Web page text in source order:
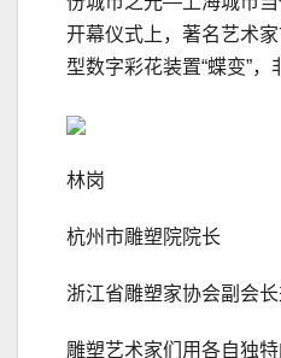
开幕仪式上，著名艺术
型数字彩花装置“蝶变”，
林岗
杭州市雕塑院院长
浙江省雕塑家协会副会
雕塑艺术家们用各自独